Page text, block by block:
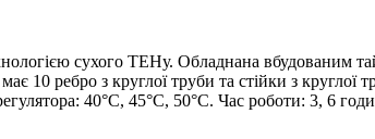
сухого ТЕНу. Обладнана вбудованим
ребро з круглої труби та стійки з круглої
40°С, 45°С, 50°С. Час роботи: 3, 6